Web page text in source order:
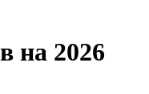
на 2026